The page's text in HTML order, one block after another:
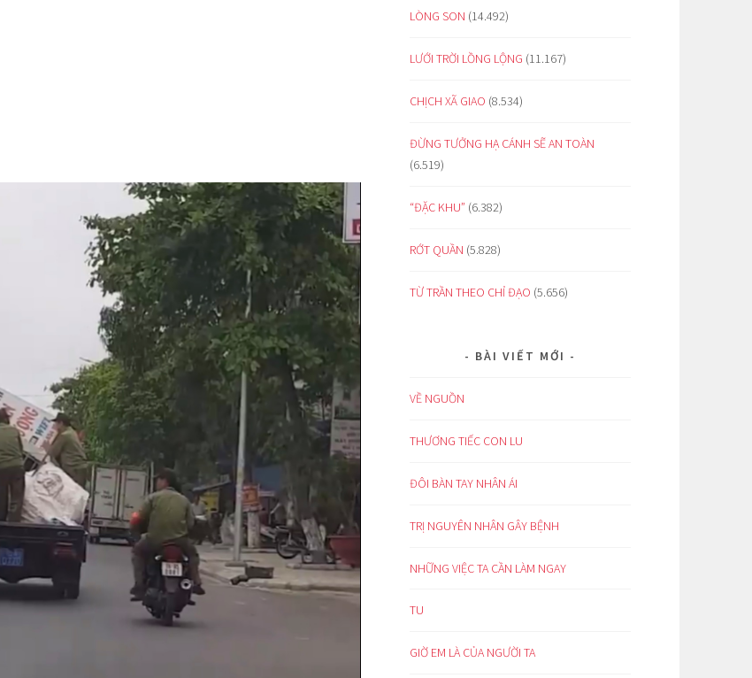
LÒNG SON (14.492)
LƯỚI TRỜI LỒNG LỘNG (11.167)
CHỊCH XÃ GIAO (8.534)
ĐỪNG TƯỞNG HẠ CÁNH SẼ AN TOÀN
(6.519)
“ĐẶC KHU” (6.382)
RỚT QUẦN (5.828)
TỪ TRẦN THEO CHỈ ĐẠO (5.656)
BÀI VIẾT MỚI
VỀ NGUỒN
THƯƠNG TIẾC CON LU
ĐÔI BÀN TAY NHÂN ÁI
TRỊ NGUYÊN NHÂN GÂY BỆNH
NHỮNG VIỆC TA CẦN LÀM NGAY
TU
GIỜ EM LÀ CỦA NGƯỜI TA